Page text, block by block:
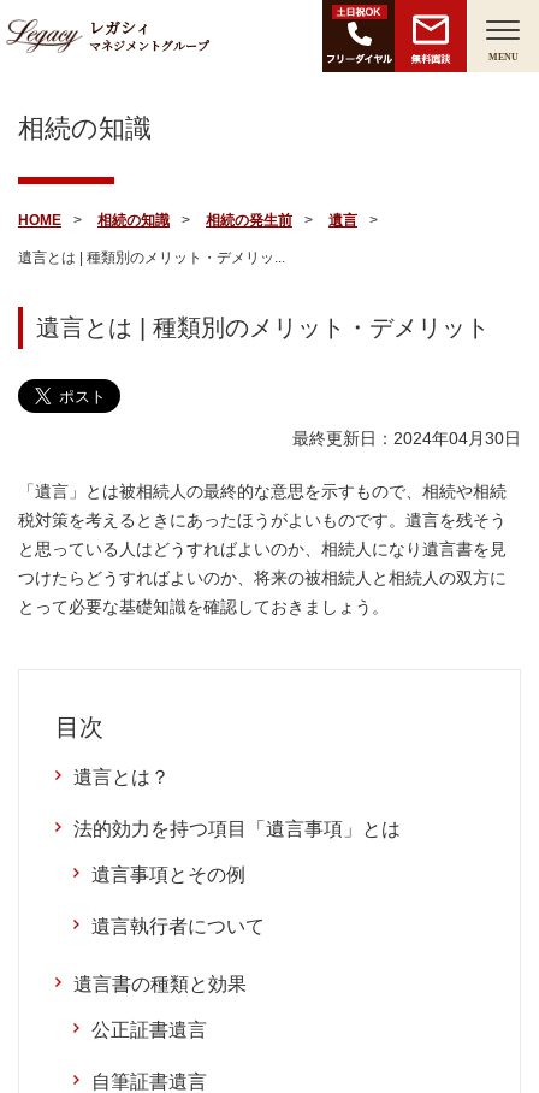
レガシィ
マネジメントグループ
無料面談 MENU
相続の知識
HOME 相続の知識 相続の発生前 遺言
遺言とは | 種類別のメリット・デメリッ...
遺言とは | 種類別のメリット・デメリット
最終更新日：2024年04月30日
「遺言」とは被相続人の最終的な意思を示すもので、相続や相続
税対策を考えるときにあったほうがよいものです。遺言を残そう
と思っている人はどうすればよいのか、相続人になり遺言書を見
つけたらどうすればよいのか、将来の被相続人と相続人の双方に
とって必要な基礎知識を確認しておきましょう。
目次
遺言とは？
法的効力を持つ項目「遺言事項」とは
遺言事項とその例
遺言執行者について
遺言書の種類と効果
公正証書遺言
自筆証書遺言